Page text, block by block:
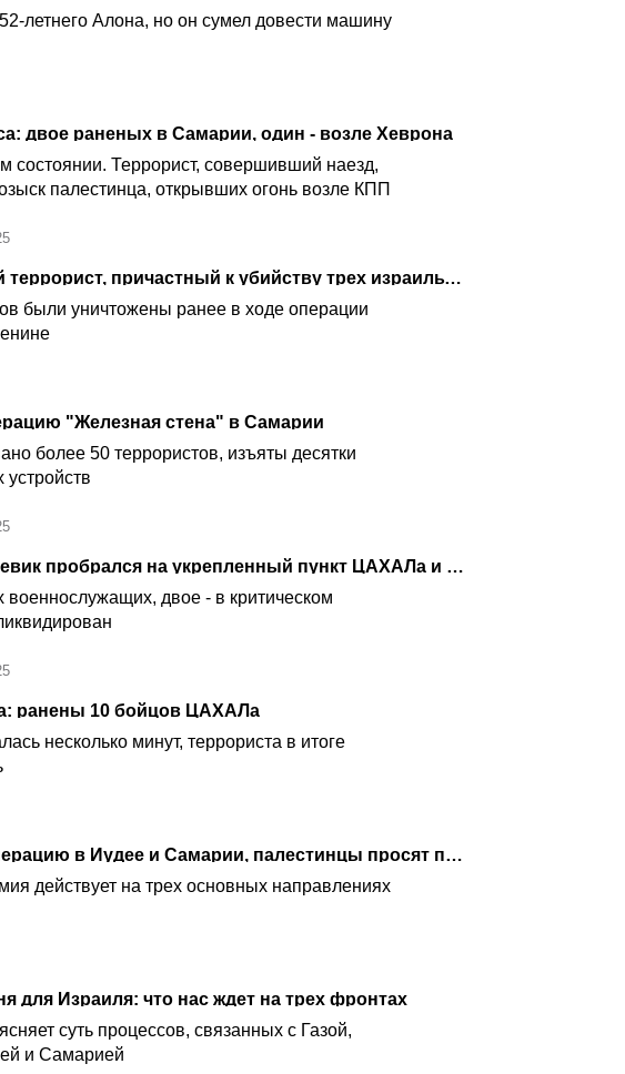
летнего Алона, но он сумел довести машину
двое раненых в Самарии, один - возле Хеврона
состоянии. Террорист, совершивший наезд,
палестинца, открывших огонь возле КПП
Ликвидирован третий террорист, причастный к убийству трех израильтян в январе 2025 года
были уничтожены ранее в ходе операции
"Железная стена" в Самарии
более 50 террористов, изъяты десятки
Теракт в Самарии: боевик пробрался на укрепленный пункт ЦАХАЛа и открыл огонь
военнослужащих, двое - в критическом
ранены 10 бойцов ЦАХАЛа
несколько минут, террориста в итоге
ЦАХАЛ расширяет операцию в Иудее и Самарии, палестинцы просят помощи в ООН
действует на трех основных направлениях
для Израиля: что нас ждет на трех фронтах
суть процессов, связанных с Газой,
и Самарией